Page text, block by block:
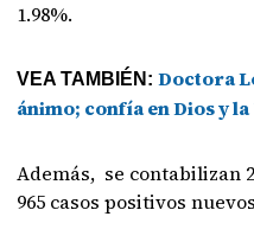
1.98%.
VEA TAMBIÉN:Doctora
ánimo; confía en Dios y
Además, se contabilizan
965 casos positivos